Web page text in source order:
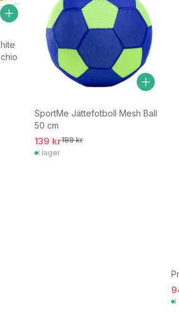
SportMe Jättefotboll Mesh Ball
50 cm
139 kr189 kr
I lager
I